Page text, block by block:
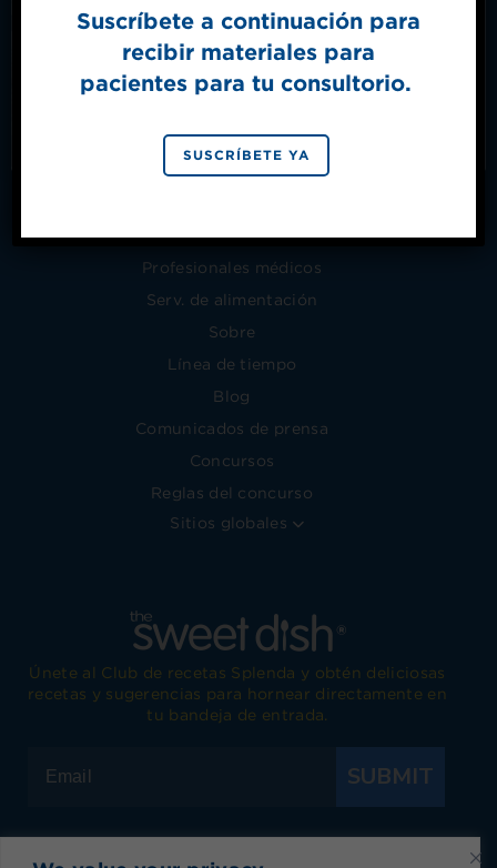
Recetas
Tabla de conversión
Sugerencias para hornear
Preguntas frecuentes
Tienda de mercancía
Contáctanos
Profesionales médicos
Serv. de alimentación
Sobre
Línea de tiempo
Blog
Comunicados de prensa
Concursos
Reglas del concurso
Sitios globales
Únete al Club de recetas Splenda y obtén deliciosas
recetas y sugerencias para hornear directamente en
tu bandeja de entrada.
SUBMIT
Suscríbete a continuación para
recibir materiales para
pacientes para tu consultorio.
SUSCRÍBETE YA
SIGN UP